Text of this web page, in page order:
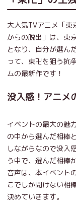
大人気TVアニメ「東
からの脱出」は、東
となり、自分が選ん
って、東卍を狙う抗
ムの最新作です！
没入感！アニメ
イベントの最大の魅
の中から選んだ相棒
しながらなので没入
う中で、選んだ相棒
音声は、本イベント
こでしか聞けない相
決めていきます。